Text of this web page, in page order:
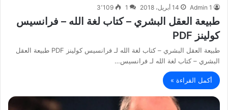
Admin 1 14 أبريل، 2018 1 3٬109
طبيعة العقل البشري – كتاب لغة الله – فرانسيس
كولينز PDF
طبيعة العقل البشري – كتاب لغة الله لـ فرانسيس كولينز PDF طبيعة العقل
البشري – كتاب لغة الله لـ فرانسيس…
أكمل القراءة »